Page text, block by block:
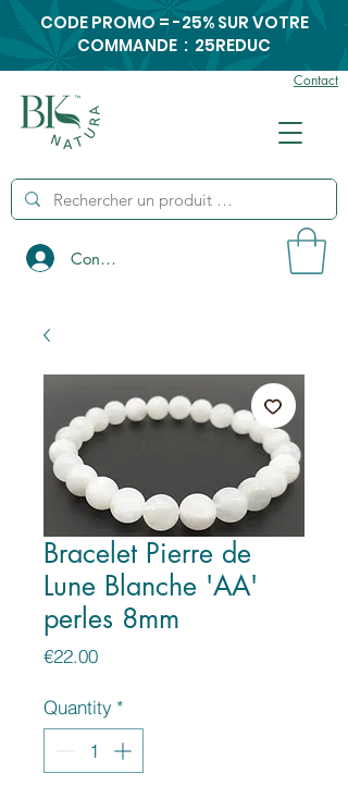
Contact
Connexion
CODE PROMO = -25% SUR VOTRE
COMMANDE : 25REDUC
Bracelet Pierre de
Lune Blanche 'AA'
perles 8mm
€22.00Price
Quantity *